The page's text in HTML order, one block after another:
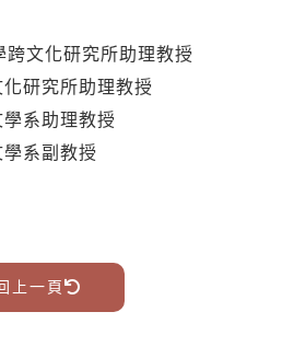
文化研究所助理教授
研究所助理教授
系助理教授
系副教授
回上一頁